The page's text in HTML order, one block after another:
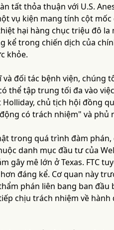
tất thỏa thuận với U.S.
vụ kiện mang tính cột mốc
hại hàng chục triệu đô
kể trong chiến dịch của
khỏe.
đối tác bệnh viện, chúng
thể tập trung tối đa vào
chủ tịch hội đồng
có trách nhiệm" và phủ
trong quá trình đàm
danh mục đầu tư của
gây mê lớn ở Texas. FTC
đáng kể. Cơ quan này
phán liên bang ban
chịu trách nhiệm về